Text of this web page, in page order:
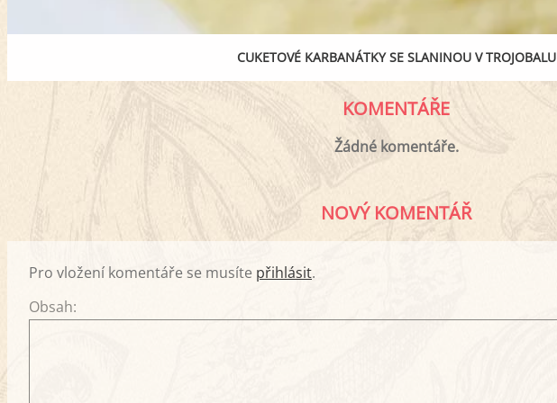
CUKETOVÉ KARBANÁTKY SE SLANINOU V TROJOBALU
KOMENTÁŘE
Žádné komentáře.
NOVÝ KOMENTÁŘ
Pro vložení komentáře se musíte přihlásit.
Obsah: